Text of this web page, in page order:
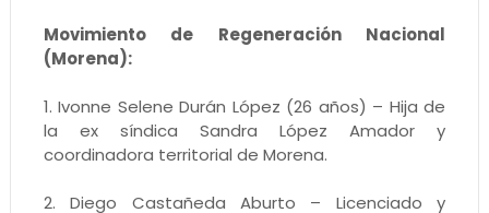
Movimiento de Regeneración Nacional
(Morena):
1. Ivonne Selene Durán López (26 años) – Hija de
la ex síndica Sandra López Amador y
coordinadora territorial de Morena.
2. Diego Castañeda Aburto – Licenciado y